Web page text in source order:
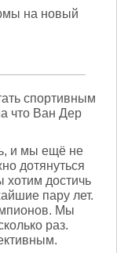
на новый
спортивным
что Ван Дер
и мы ещё не
дотянуться
хотим достичь
пару лет.
Мы
раз.